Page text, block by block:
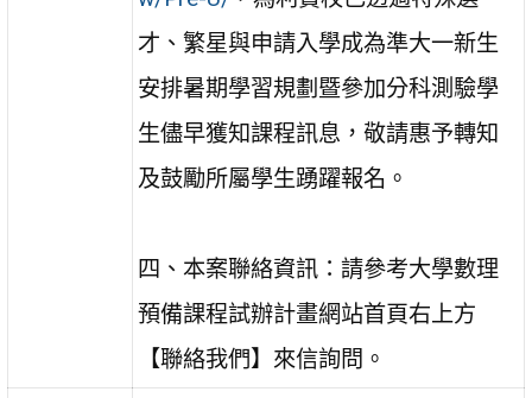
才、繁星與申請入學成為準大一新生
安排暑期學習規劃暨參加分科測驗學
生儘早獲知課程訊息，敬請惠予轉知
及鼓勵所屬學生踴躍報名。
四、本案聯絡資訊：請參考大學數理
預備課程試辦計畫網站首頁右上方
【聯絡我們】來信詢問。